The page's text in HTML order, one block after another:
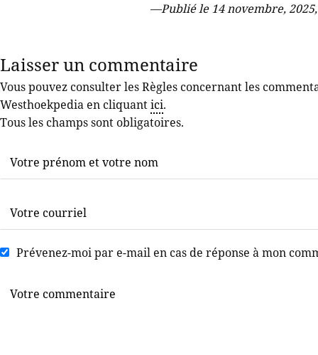
—Publié le 14 novembre,
Laisser un commentaire
Vous pouvez consulter les Règles concernant les
Westhoekpedia en cliquantici.
Tous les champs sont obligatoires.
Prévenez-moi par e-mail en cas de réponse à mon